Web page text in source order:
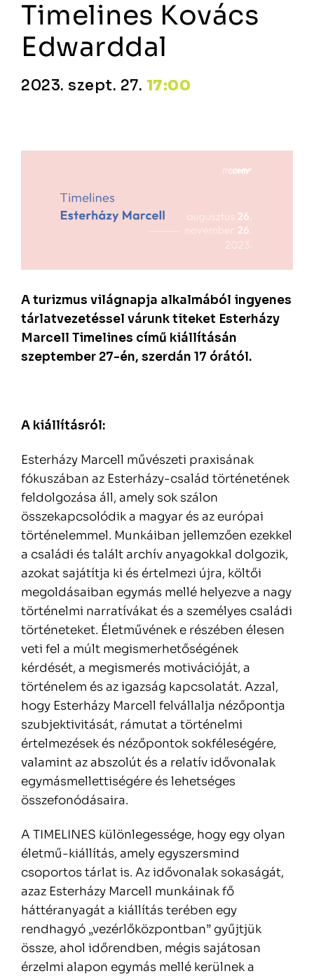
Timelines Kovács
Edwarddal
2023. szept. 27. 17:00
A turizmus világnapja alkalmából ingyenes
tárlatvezetéssel várunk titeket Esterházy
Marcell Timelines című kiállításán
szeptember 27-én, szerdán 17 órától.
A kiállításról:
Esterházy Marcell művészeti praxisának
fókuszában az Esterházy-család történetének
feldolgozása áll, amely sok szálon
összekapcsolódik a magyar és az európai
történelemmel. Munkáiban jellemzően ezekkel
a családi és talált archív anyagokkal dolgozik,
azokat sajátítja ki és értelmezi újra, költői
megoldásaiban egymás mellé helyezve a nagy
történelmi narratívákat és a személyes családi
történeteket. Életművének e részében élesen
veti fel a múlt megismerhetőségének
kérdését, a megismerés motivációját, a
történelem és az igazság kapcsolatát. Azzal,
hogy Esterházy Marcell felvállalja nézőpontja
szubjektivitását, rámutat a történelmi
értelmezések és nézőpontok sokféleségére,
valamint az abszolút és a relatív idővonalak
egymásmellettiségére és lehetséges
összefonódásaira.
A TIMELINES különlegessége, hogy egy olyan
életmű-kiállítás, amely egyszersmind
csoportos tárlat is. Az idővonalak sokaságát,
azaz Esterházy Marcell munkáinak fő
háttéranyagát a kiállítás terében egy
rendhagyó „vezérlőközpontban” gyűjtjük
össze, ahol időrendben, mégis sajátosan
érzelmi alapon egymás mellé kerülnek a